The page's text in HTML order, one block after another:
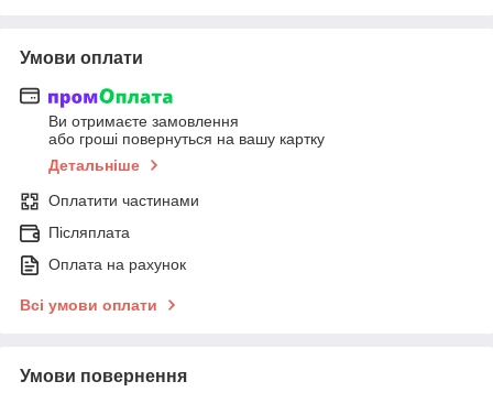
Умови оплати
Ви отримаєте замовлення
або гроші повернуться на вашу картку
Детальніше
Оплатити частинами
Післяплата
Оплата на рахунок
Всі умови оплати
Умови повернення